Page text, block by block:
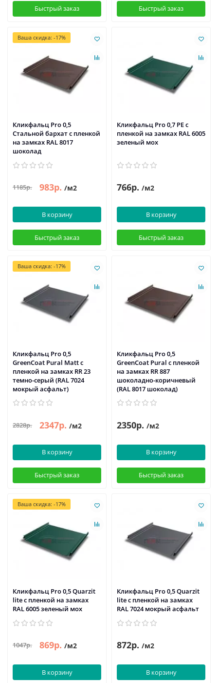
Быстрый заказ Быстрый заказ
Ваша скидка: -17%
Кликфальц Pro 0,5
Стальной бархат с пленкой
на замках RAL 8017
шоколад
1185р. 983р. /м2
В корзину
Быстрый заказ
Кликфальц Pro 0,7 PE с
пленкой на замках RAL 6005
зеленый мох
766р. /м2
В корзину
Быстрый заказ
Ваша скидка: -17%
Кликфальц Pro 0,5
GreenСoat Pural Matt с
пленкой на замках RR 23
темно-серый (RAL 7024
мокрый асфальт)
2828р. 2347р. /м2
В корзину
Быстрый заказ
Кликфальц Pro 0,5
GreenСoat Pural с пленкой
на замках RR 887
шоколадно-коричневый
(RAL 8017 шоколад)
2350р. /м2
В корзину
Быстрый заказ
Ваша скидка: -17%
Кликфальц Pro 0,5 Quarzit
lite с пленкой на замках
RAL 6005 зеленый мох
1047р. 869р. /м2
В корзину
Кликфальц Pro 0,5 Quarzit
lite с пленкой на замках
RAL 7024 мокрый асфальт
872р. /м2
В корзину